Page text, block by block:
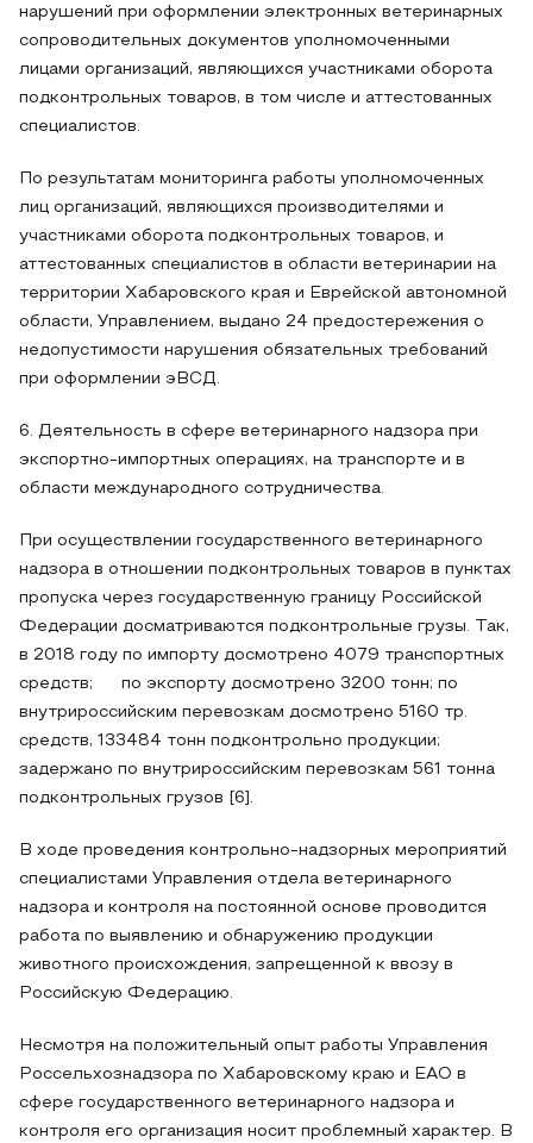
нарушений при оформлении электронных ветеринарных
сопроводительных документов уполномоченными
лицами организаций, являющихся участниками оборота
подконтрольных товаров, в том числе и аттестованных
специалистов.
По результатам мониторинга работы уполномоченных
лиц организаций, являющихся производителями и
участниками оборота подконтрольных товаров, и
аттестованных специалистов в области ветеринарии на
территории Хабаровского края и Еврейской автономной
области, Управлением, выдано 24 предостережения о
недопустимости нарушения обязательных требований
при оформлении эВСД.
6. Деятельность в сфере ветеринарного надзора при
экспортно-импортных операциях, на транспорте и в
области международного сотрудничества.
При осуществлении государственного ветеринарного
надзора в отношении подконтрольных товаров в пунктах
пропуска через государственную границу Российской
Федерации досматриваются подконтрольные грузы. Так,
в 2018 году по импорту досмотрено 4079 транспортных
средств; по экспорту досмотрено 3200 тонн; по
внутрироссийским перевозкам досмотрено 5160 тр.
средств, 133484 тонн подконтрольно продукции;
задержано по внутрироссийским перевозкам 561 тонна
подконтрольных грузов [6].
В ходе проведения контрольно-надзорных мероприятий
специалистами Управления отдела ветеринарного
надзора и контроля на постоянной основе проводится
работа по выявлению и обнаружению продукции
животного происхождения, запрещенной к ввозу в
Российскую Федерацию.
Несмотря на положительный опыт работы Управления
Россельхознадзора по Хабаровскому краю и ЕАО в
сфере государственного ветеринарного надзора и
контроля его организация носит проблемный характер. В